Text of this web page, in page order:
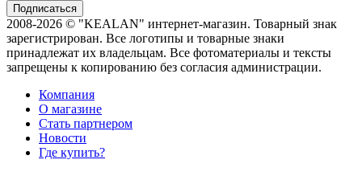
2008-2026 © "KEALAN" интернет-магазин. Товарный знак
зарегистрирован. Все логотипы и товарные знаки
принадлежат их владельцам. Все фотоматериалы и тексты
запрещены к копированию без согласия администрации.
Компания
О магазине
Стать партнером
Новости
Где купить?